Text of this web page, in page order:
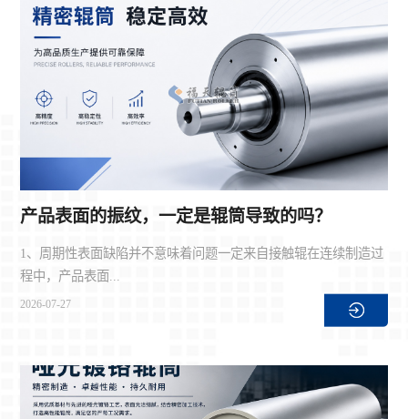
产品表面的振纹，一定是辊筒导致的吗？
1、周期性表面缺陷并不意味着问题一定来自接触辊在连续制造过
程中，产品表面...
2026-07-27